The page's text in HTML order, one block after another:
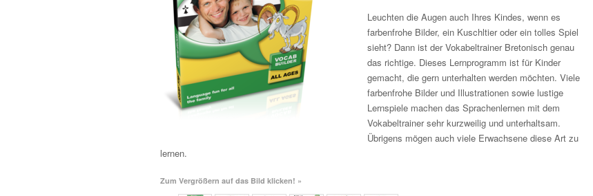
Leuchten die Augen auch Ihres Kindes, wenn es
farbenfrohe Bilder, ein Kuschltier oder ein tolles Spiel
sieht? Dann ist der Vokabeltrainer Bretonisch genau
das richtige. Dieses Lernprogramm ist für Kinder
gemacht, die gern unterhalten werden möchten. Viele
farbenfrohe Bilder und Illustrationen sowie lustige
Lernspiele machen das Sprachenlernen mit dem
Vokabeltrainer sehr kurzweilig und unterhaltsam.
Übrigens mögen auch viele Erwachsene diese Art zu
lernen.
Zum Vergrößern auf das Bild klicken! »